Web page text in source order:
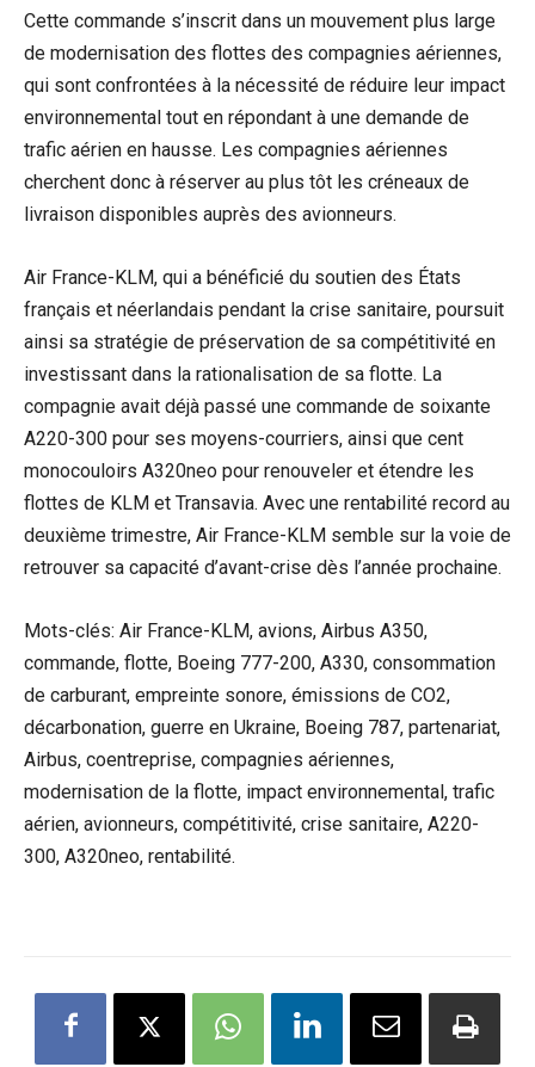
Cette commande s’inscrit dans un mouvement plus large
de modernisation des flottes des compagnies aériennes,
qui sont confrontées à la nécessité de réduire leur impact
environnemental tout en répondant à une demande de
trafic aérien en hausse. Les compagnies aériennes
cherchent donc à réserver au plus tôt les créneaux de
livraison disponibles auprès des avionneurs.
Air France-KLM, qui a bénéficié du soutien des États
français et néerlandais pendant la crise sanitaire, poursuit
ainsi sa stratégie de préservation de sa compétitivité en
investissant dans la rationalisation de sa flotte. La
compagnie avait déjà passé une commande de soixante
A220-300 pour ses moyens-courriers, ainsi que cent
monocouloirs A320neo pour renouveler et étendre les
flottes de KLM et Transavia. Avec une rentabilité record au
deuxième trimestre, Air France-KLM semble sur la voie de
retrouver sa capacité d’avant-crise dès l’année prochaine.
Mots-clés: Air France-KLM, avions, Airbus A350,
commande, flotte, Boeing 777-200, A330, consommation
de carburant, empreinte sonore, émissions de CO2,
décarbonation, guerre en Ukraine, Boeing 787, partenariat,
Airbus, coentreprise, compagnies aériennes,
modernisation de la flotte, impact environnemental, trafic
aérien, avionneurs, compétitivité, crise sanitaire, A220-
300, A320neo, rentabilité.